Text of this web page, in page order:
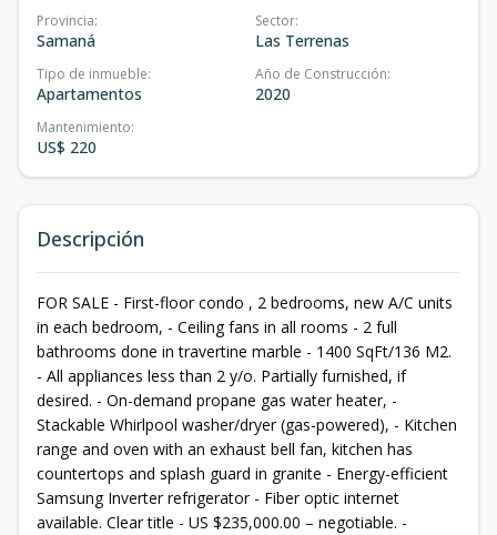
Provincia:
Samaná
Sector:
Las Terrenas
Tipo de inmueble:
Apartamentos
Año de Construcción:
2020
Mantenimiento:
US$ 220
Descripción
FOR SALE - First-floor condo , 2 bedrooms, new A/C units
in each bedroom, - Ceiling fans in all rooms - 2 full
bathrooms done in travertine marble - 1400 SqFt/136 M2.
- All appliances less than 2 y/o. Partially furnished, if
desired. - On-demand propane gas water heater, -
Stackable Whirlpool washer/dryer (gas-powered), - Kitchen
range and oven with an exhaust bell fan, kitchen has
countertops and splash guard in granite - Energy-efficient
Samsung Inverter refrigerator - Fiber optic internet
available. Clear title - US $235,000.00 – negotiable. -